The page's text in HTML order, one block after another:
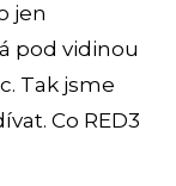
jen
pod vidinou
Tak jsme
Co RED3